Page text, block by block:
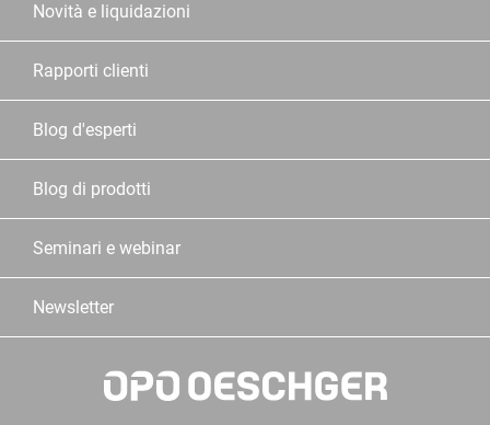
Novità e liquidazioni
Rapporti clienti
Blog d'esperti
Blog di prodotti
Seminari e webinar
Newsletter